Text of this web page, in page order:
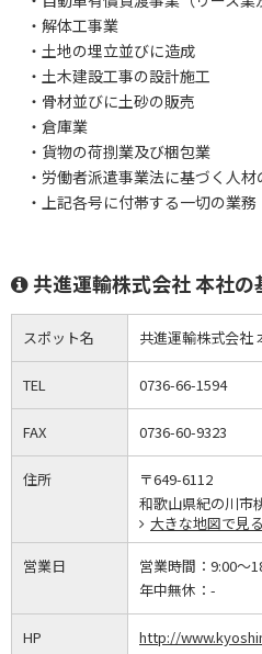
・解体工事業
・土地の埋立並びに造成
・土木建設工事の設計施工
・骨材並びに土砂の販売
・倉庫業
・貨物の荷捌業及び梱包業
・労働者派遣事業法に基づく人材
・上記各号に付帯する一切の業務
共進運輸株式会社 本社の
スポット名 共進運輸株式会社
TEL 0736-66-1594
FAX 0736-60-9323
住所
〒649-6112
和歌山県紀の川市
大きな地図で見る
営業日 営業時間： 9:00～
年中無休： -
HP http://